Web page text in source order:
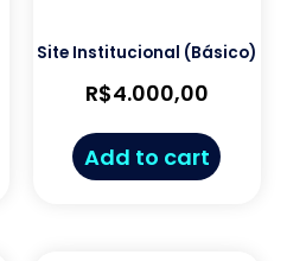
Site Institucional (Básico)
R$4.000,00
Add to cart